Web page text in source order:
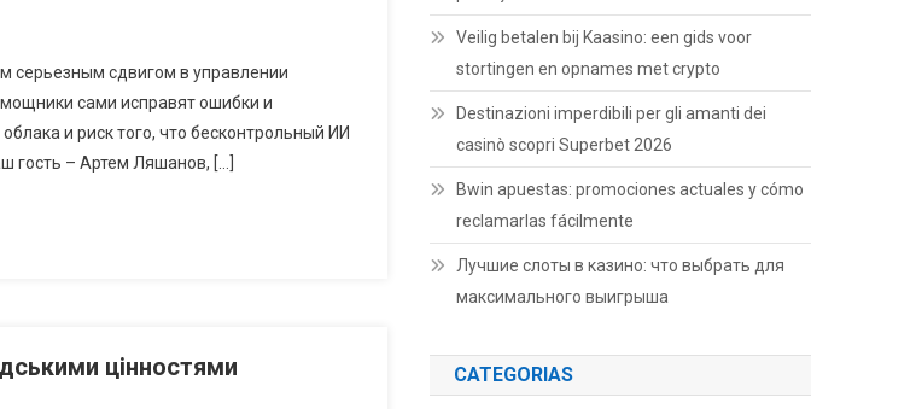
серьезным сдвигом в управлении
сами исправят ошибки и
и риск того, что бесконтрольный ИИ
гость – Артем Ляшанов, […]
цінностями
Veilig betalen bij Kaasino: een gids voor
stortingen en opnames met crypto
Destinazioni imperdibili per gli amanti dei
casinò scopri Superbet 2026
Bwin apuestas: promociones actuales y cómo
reclamarlas fácilmente
Лучшие слоты в казино: что выбрать для
максимального выигрыша
CATEGORIAS